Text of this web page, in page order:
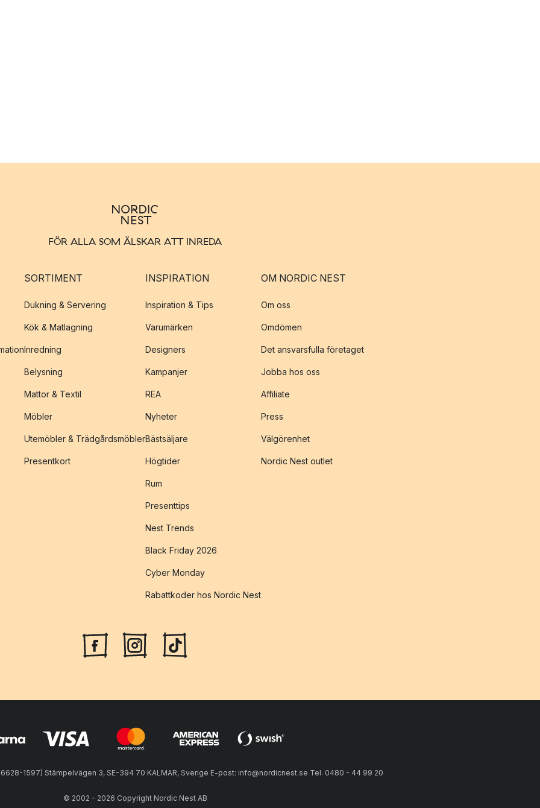
FÖR ALLA SOM ÄLSKAR ATT INREDA
SORTIMENT
Dukning & Servering
Kök & Matlagning
Inredning
Belysning
Mattor & Textil
Möbler
Utemöbler & Trädgårdsmöbler
Presentkort
INSPIRATION
Inspiration & Tips
Varumärken
Designers
Kampanjer
REA
Nyheter
Bästsäljare
Högtider
Rum
Presenttips
Nest Trends
Black Friday 2026
Cyber Monday
Rabattkoder hos Nordic Nest
OM NORDIC NEST
Om oss
Omdömen
Det ansvarsfulla företaget
Jobba hos oss
Affiliate
Press
Välgörenhet
Nordic Nest outlet
1597) Stämpelvägen 3, SE-394 70 KALMAR, Sverige E-post: info@nordicnest.se Tel. 0480 - 44 99 20
© 2002 - 2026 Copyright Nordic Nest AB